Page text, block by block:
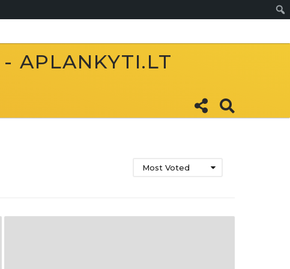
APLANKYTI.LT
Most Voted